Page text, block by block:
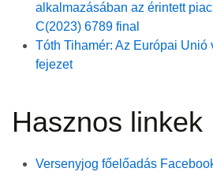
alkalmazásában az érintett
C(2023) 6789 final
Tóth Tihamér: Az Európai Unió
fejezet
Hasznos linkek
Versenyjog főelőadás